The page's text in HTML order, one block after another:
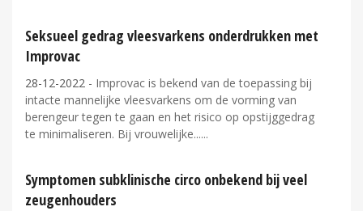
Seksueel gedrag vleesvarkens onderdrukken met
Improvac
28-12-2022 - Improvac is bekend van de toepassing bij
intacte mannelijke vleesvarkens om de vorming van
berengeur tegen te gaan en het risico op opstijggedrag
te minimaliseren. Bij vrouwelijke...
Symptomen subklinische circo onbekend bij veel
zeugenhouders